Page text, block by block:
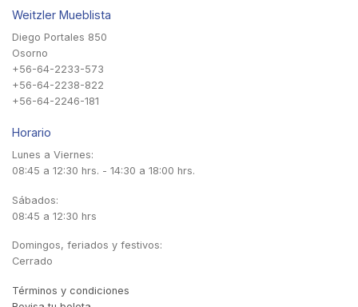
Weitzler Mueblista
Diego Portales 850
Osorno
+56-64-2233-573
+56-64-2238-822
+56-64-2246-181
Horario
Lunes a Viernes:
08:45 a 12:30 hrs. - 14:30 a 18:00 hrs.
Sábados:
08:45 a 12:30 hrs
Domingos, feriados y festivos:
Cerrado
Términos y condiciones